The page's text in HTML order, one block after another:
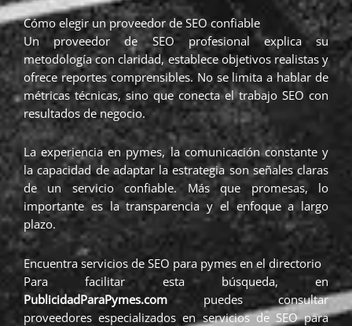
Cómo elegir un proveedor de SEO confiable
Un proveedor de SEO profesional explica su
metodología con claridad, establece objetivos realistas y
ofrece reportes comprensibles. No se limita a hablar de
métricas técnicas, sino que conecta el trabajo SEO con
resultados de negocio.
La experiencia en pymes, la comunicación constante y
la capacidad de adaptar la estrategia son señales claras
de un servicio confiable. Más que promesas, lo
importante es la transparencia y el enfoque a largo
plazo.
Encuentra servicios de SEO para pymes en el directorio
Para facilitar esta búsqueda, en
PublicidadParaPymes.com puedes consultar
proveedores especializados en servicios de SEO para